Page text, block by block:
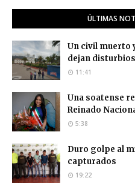
ÚLTIMAS
Un civil muerto
dejan
11:41
Una soatense
Reinado
5:38
Duro golpe al
capturados
19:22